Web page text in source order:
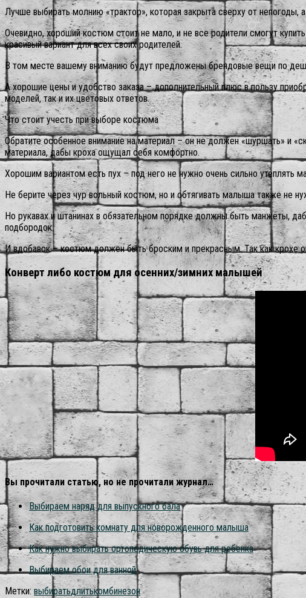
Лучше выбирать молнию «трактор», которая закрыта сверху от
Очевидно, хороший костюм стоит не мало, и не все родители смогут
красивый вариант для всех своих родителей.
В том месте вашему вниманию будут предложены брендовые вещи по
А хорошие цены и удобство заказа – дополнительный плюс в пользу
моделей, так и их цветовых ответов.
Что стоит учесть при выборе костюма
Обратите особенное внимание на материал – он не должен «шуршать» и
материала, дабы кроха ощущал себя комфортно.
Хорошим вариантом есть пух – под него не нужно очень сильно утеплять
Не берите через чур вольный костюм, но и обтягивать малыша также не
Но рукавах и штанинах в обязательном порядке должны быть манжеты,
подбородок.
И вдобавок – костюм должен быть броским и прекрасным. Так как крохе
Конверт либо костюм для осенних/зимних малышей
Вы прочитали статью, но не прочитали журнал…
Выбираем наряд для выпускного бала
Как подготовить комнату для новорожденного малыша
Как нужно выбирать ортопедическую обувь для ребенка
Выбираем обои для ванной
Метки: выбиратьдлитькомбинезон